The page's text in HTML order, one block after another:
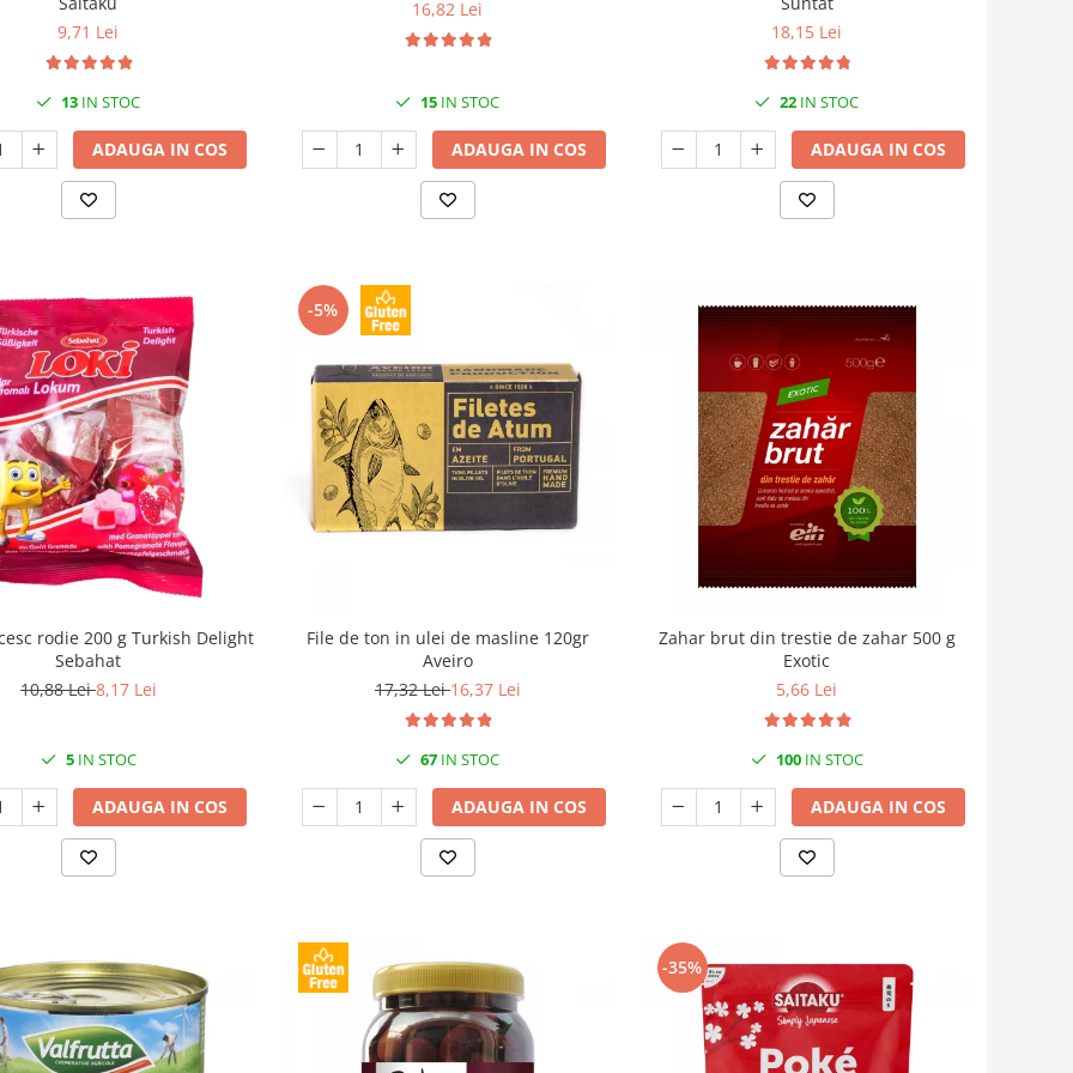
9,71 Lei
13 IN STOC
ADAUGA IN COS
16,82 Lei
15 IN STOC
ADAUGA IN COS
18,15 Lei
22 IN STOC
ADAUGA IN COS
rodie 200 g Turkish Delight
Sebahat
10,88 Lei8,17 Lei
5IN STOC
ADAUGA IN COS
-5%
File de ton in ulei de masline 120gr
Aveiro
17,32 Lei16,37 Lei
67 IN STOC
ADAUGA IN COS
Zahar brut din trestie de zahar 500 g
Exotic
5,66 Lei
100IN STOC
ADAUGA IN COS
-35%